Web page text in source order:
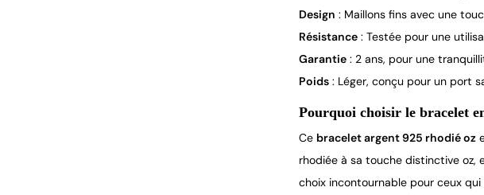
Design : Maillons fins avec une
Résistance : Testée pour une
Garantie : 2 ans, pour une
Poids : Léger, conçu pour un port
Pourquoi choisir le bracelet
Ce bracelet argent 925 rhodié oz
rhodiée à sa touche distinctive
choix incontournable pour ceux